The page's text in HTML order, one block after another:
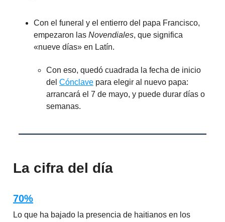
Con el funeral y el entierro del papa Francisco,
empezaron las Novendiales, que significa
«nueve días» en Latín.
Con eso, quedó cuadrada la fecha de inicio
del Cónclave para elegir al nuevo papa:
arrancará el 7 de mayo, y puede durar días o
semanas.
La cifra del día
70%
Lo que ha bajado la presencia de haitianos en los